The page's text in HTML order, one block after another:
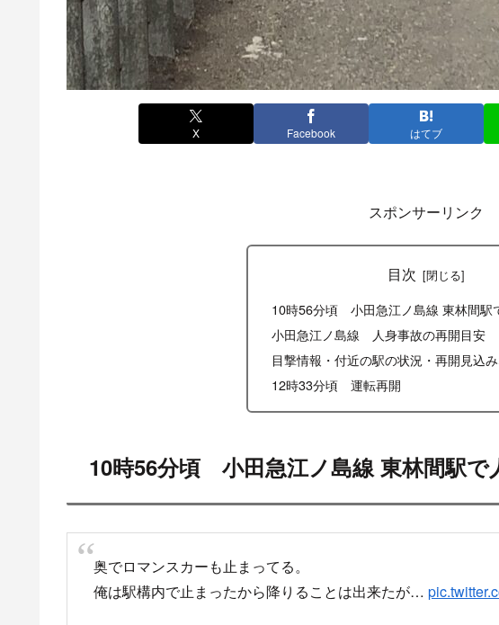
X Facebook はてブ
スポンサーリンク
目次
10時56分頃 小田急江ノ島線 東林間駅
小田急江ノ島線 人身事故の再開目安
目撃情報・付近の駅の状況・再開見込
12時33分頃 運転再開
10時56分頃 小田急江ノ島線 東林間駅で
奥でロマンスカーも止まってる。
俺は駅構内で止まったから降りることは出来たが…